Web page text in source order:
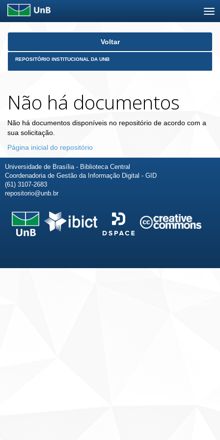
Skip
Voltar
REPOSITÓRIO INSTITUCIONAL DA UNB
Não há documentos
Não há documentos disponíveis no repositório de acordo com a
sua solicitação.
Página inicial do repositório
Universidade de Brasília - Biblioteca Central
Coordenadoria de Gestão da Informação Digital - GID
(61) 3107-2683
repositorio@unb.br